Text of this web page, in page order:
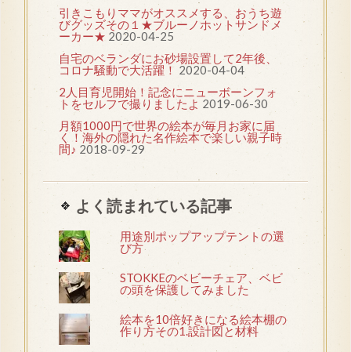
引きこもりママがオススメする、おうち遊
びグッズその１★ブルーノホットサンドメ
ーカー★ 2020-04-25
自宅のベランダにお砂場設置して2年後、
コロナ騒動で大活躍！ 2020-04-04
2人目育児開始！記念にニューボーンフォ
トをセルフで撮りましたよ 2019-06-30
月額1000円で世界の絵本が毎月お家に届
く！海外の隠れた名作絵本で楽しい親子時
間♪ 2018-09-29
よく読まれている記事
用途別ポップアップテントの選
び方
STOKKEのベビーチェア、ベビ
の頭を保護してみました
絵本を10倍好きになる絵本棚の
作り方その1.設計図と材料